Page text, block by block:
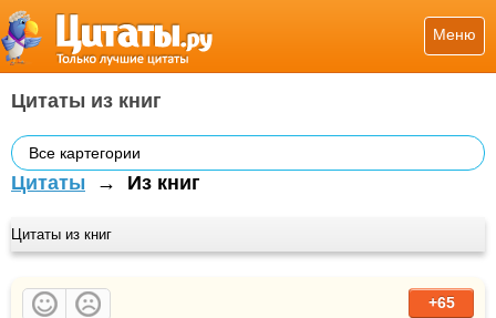
Меню
Цитаты из книг
Все картегории
Цитаты → Из книг
Цитаты из книг
+65